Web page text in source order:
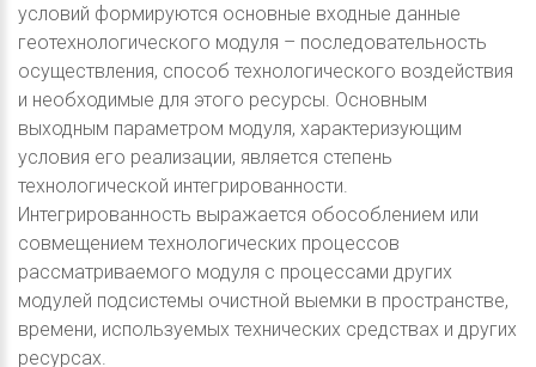
условий формируются основные входные данные
геотехнологического модуля – последовательность
осуществления, способ технологического воздействия
и необходимые для этого ресурсы. Основным
выходным параметром модуля, характеризующим
условия его реализации, является степень
технологической интегрированности.
Интегрированность выражается обособлением или
совмещением технологических процессов
рассматриваемого модуля с процессами других
модулей подсистемы очистной выемки в пространстве,
времени, используемых технических средствах и других
ресурсах.